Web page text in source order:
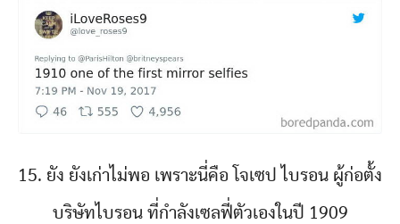
15. ยัง ยังเก่าไม่พอ เพราะนี่คือ โจเซป ไบรอน ผู้ก่อตั้ง
บริษัทไบรอน ที่กำลังเซลฟี่ตัวเองในปี 1909